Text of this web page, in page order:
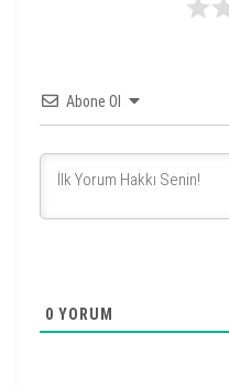
Abone Ol
0 YORUM